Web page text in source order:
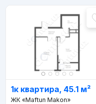
1к квартира, 45.1 м²
ЖК «Maftun Makon»